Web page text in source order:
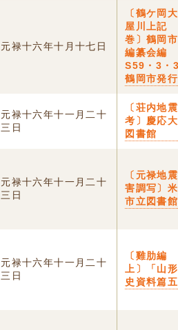
元禄十六年十月十七日
〔鶴ケ岡
屋川上記
巻〕鶴岡
編纂会編
S59・3
鶴岡市発行
元禄十六年十一月二十
三日
〔荘内地震
考〕慶応
図書館
元禄十六年十一月二十
三日
〔元禄地
害調写〕
市立図書館
元禄十六年十一月二十
三日
〔雞肋編
上〕「山
史資料篇